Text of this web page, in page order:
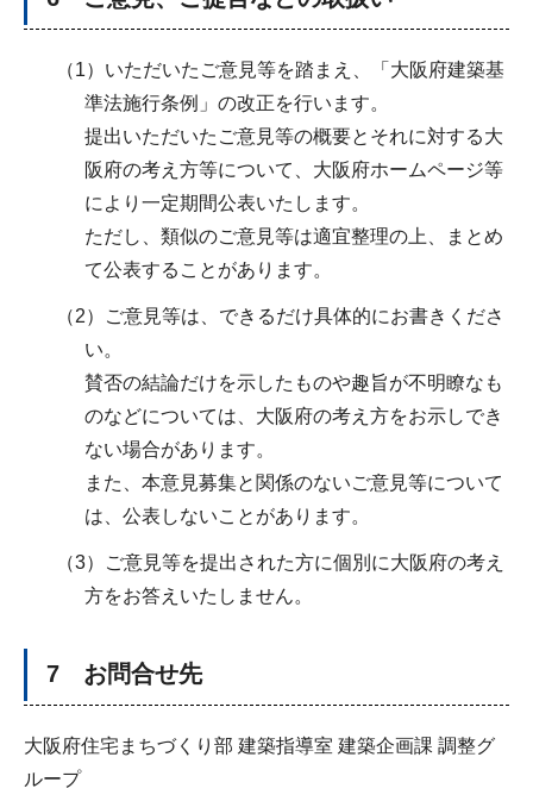
（1）いただいたご意見等を踏まえ、「大阪府建築基
準法施行条例」の改正を行います。
提出いただいたご意見等の概要とそれに対する大
阪府の考え方等について、大阪府ホームページ等
により一定期間公表いたします。
ただし、類似のご意見等は適宜整理の上、まとめ
て公表することがあります。
（2）ご意見等は、できるだけ具体的にお書きくださ
い。
賛否の結論だけを示したものや趣旨が不明瞭なも
のなどについては、大阪府の考え方をお示しでき
ない場合があります。
また、本意見募集と関係のないご意見等について
は、公表しないことがあります。
（3）ご意見等を提出された方に個別に大阪府の考え
方をお答えいたしません。
7 お問合せ先
大阪府住宅まちづくり部 建築指導室 建築企画課 調整グ
ループ